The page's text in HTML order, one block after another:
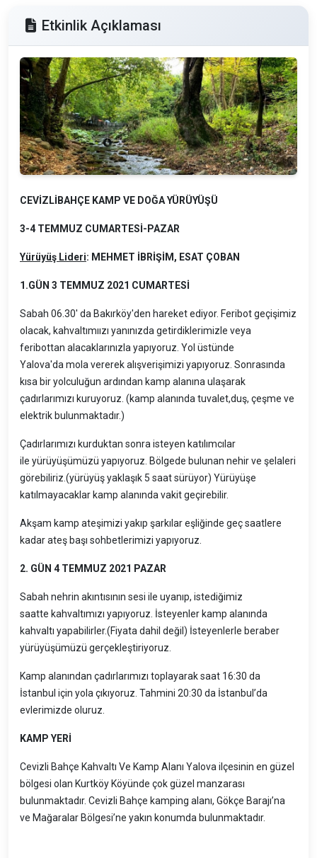
Etkinlik Açıklaması
CEVİZLİBAHÇE KAMP VE DOĞA YÜRÜYÜŞÜ
3-4 TEMMUZ CUMARTESİ-PAZAR
Yürüyüş Lideri: MEHMET İBRİŞİM, ESAT ÇOBAN
1.GÜN 3 TEMMUZ 2021 CUMARTESİ
Sabah 06.30' da Bakırköy'den hareket ediyor. Feribot geçişimiz
olacak, kahvaltımıızı yanınızda getirdiklerimizle veya
feribottan alacaklarınızla yapıyoruz. Yol üstünde
Yalova'da mola vererek alışverişimizi yapıyoruz. Sonrasında
kısa bir yolculuğun ardından kamp alanına ulaşarak
çadırlarımızı kuruyoruz. (kamp alanında tuvalet,duş, çeşme ve
elektrik bulunmaktadır.)
Çadırlarımızı kurduktan sonra isteyen katılımcılar
ile yürüyüşümüzü yapıyoruz. Bölgede bulunan nehir ve şelaleri
görebiliriz.(yürüyüş yaklaşık 5 saat sürüyor) Yürüyüşe
katılmayacaklar kamp alanında vakit geçirebilir.
Akşam kamp ateşimizi yakıp şarkılar eşliğinde geç saatlere
kadar ateş başı sohbetlerimizi yapıyoruz.
2. GÜN 4 TEMMUZ 2021 PAZAR
Sabah nehrin akıntısının sesi ile uyanıp, istediğimiz
saatte kahvaltımızı yapıyoruz. İsteyenler kamp alanında
kahvaltı yapabilirler.(Fiyata dahil değil) İsteyenlerle beraber
yürüyüşümüzü gerçekleştiriyoruz.
Kamp alanından çadırlarımızı toplayarak saat 16:30 da
İstanbul için yola çıkıyoruz. Tahmini 20:30 da İstanbul’da
evlerimizde oluruz.
KAMP YERİ
Cevizli Bahçe Kahvaltı Ve Kamp Alanı Yalova ilçesinin en güzel
bölgesi olan Kurtköy Köyünde çok güzel manzarası
bulunmaktadır. Cevizli Bahçe kamping alanı, Gökçe Barajı’na
ve Mağaralar Bölgesi’ne yakın konumda bulunmaktadır.